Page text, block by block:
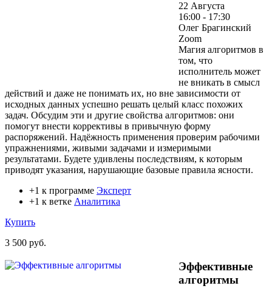
22 Августа
16:00 - 17:30
Олег Брагинский
Zoom
Магия алгоритмов в
том, что
исполнитель может
не вникать в смысл
действий и даже не понимать их, но вне зависимости от
исходных данных успешно решать целый класс похожих
задач. Обсудим эти и другие свойства алгоритмов: они
помогут внести коррективы в привычную форму
распоряжений. Надёжность применения проверим рабочими
упражнениями, живыми задачами и измеримыми
результатами. Будете удивлены последствиям, к которым
приводят указания, нарушающие базовые правила ясности.
+1 к программе Эксперт
+1 к ветке Аналитика
Купить
3 500 руб.
Эффективные
алгоритмы